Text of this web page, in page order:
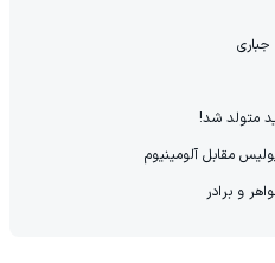
متولد شد!
مقابل آلومینیوم
و برادر